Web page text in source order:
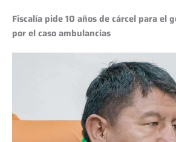
Fiscalía pide 10 años de cárcel para el
por el caso ambulancias